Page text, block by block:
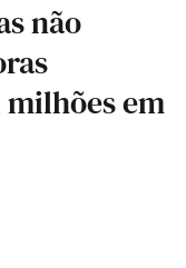
não
em